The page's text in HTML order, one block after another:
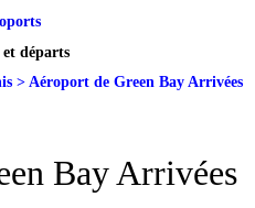
départs
> Aéroport de Green Bay Arrivées
Bay Arrivées